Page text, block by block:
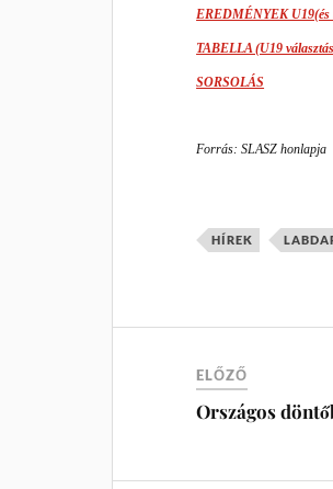
EREDMÉNYEK U19(és
TABELLA (U19
SORSOLÁS
Forrás: SLASZ honlapja
HÍREK
ELŐZŐ
Országos